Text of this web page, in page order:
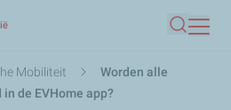
naar
de
Zoeken
Mobiliteit
Worden alle
de EVHome app?